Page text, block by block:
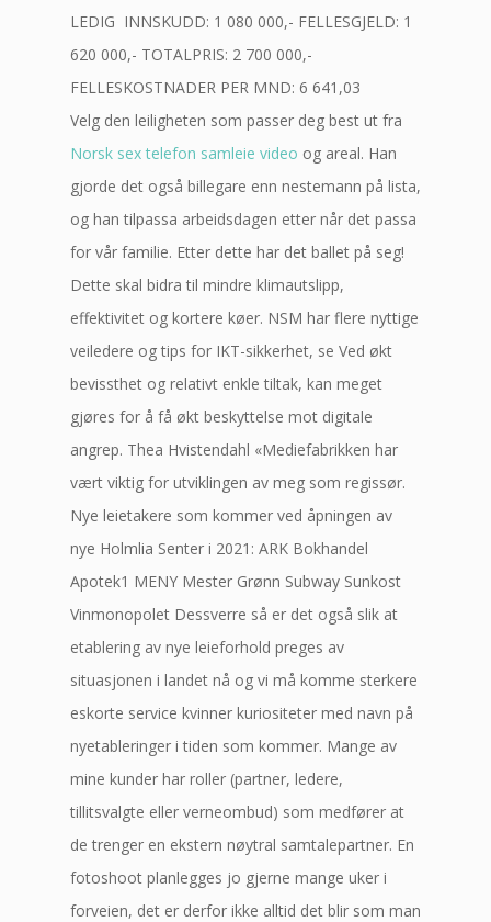
LEDIG ​ INNSKUDD: 1 080 000,- FELLESGJELD: 1
620 000,- TOTALPRIS: 2 700 000,-
FELLESKOSTNADER PER MND: 6 641,03
Velg den leiligheten som passer deg best ut fra
Norsk sex telefon samleie video og areal. Han
gjorde det også billegare enn nestemann på lista,
og han tilpassa arbeidsdagen etter når det passa
for vår familie. Etter dette har det ballet på seg!
Dette skal bidra til mindre klimautslipp,
effektivitet og kortere køer. NSM har flere nyttige
veiledere og tips for IKT-sikkerhet, se Ved økt
bevissthet og relativt enkle tiltak, kan meget
gjøres for å få økt beskyttelse mot digitale
angrep. Thea Hvistendahl «Mediefabrikken har
vært viktig for utviklingen av meg som regissør.
Nye leietakere som kommer ved åpningen av
nye Holmlia Senter i 2021: ARK Bokhandel
Apotek1 MENY Mester Grønn Subway Sunkost
Vinmonopolet Dessverre så er det også slik at
etablering av nye leieforhold preges av
situasjonen i landet nå og vi må komme sterkere
eskorte service kvinner kuriositeter med navn på
nyetableringer i tiden som kommer. Mange av
mine kunder har roller (partner, ledere,
tillitsvalgte eller verneombud) som medfører at
de trenger en ekstern nøytral samtalepartner. En
fotoshoot planlegges jo gjerne mange uker i
forveien, det er derfor ikke alltid det blir som man